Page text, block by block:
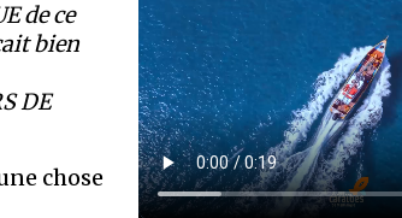
de ce
bien
DE
chose